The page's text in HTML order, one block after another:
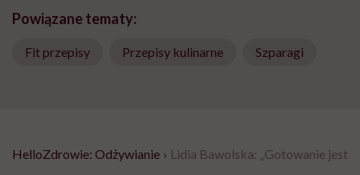
Powiązane tematy:
Fit przepisy Przepisy kulinarne Szparagi
HelloZdrowie: Odżywianie › Lidia Bawolska: „Gotowanie jest